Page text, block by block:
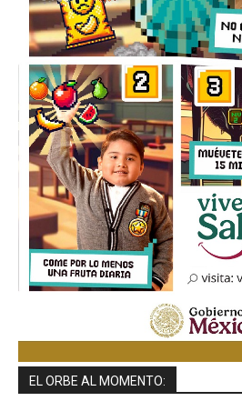
EL ORBE AL MOMENTO: